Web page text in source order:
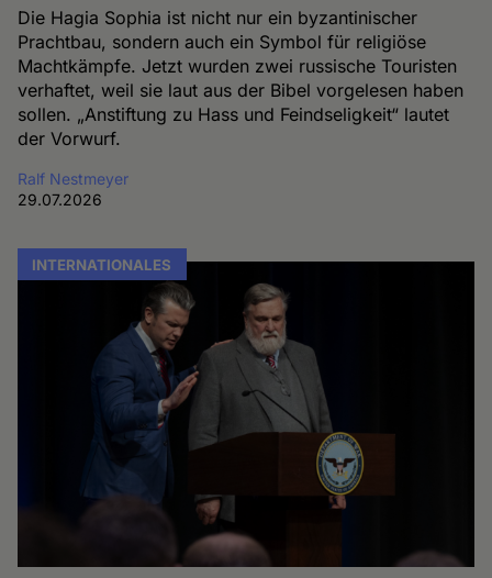
Die Hagia Sophia ist nicht nur ein byzantinischer
Prachtbau, sondern auch ein Symbol für religiöse
Machtkämpfe. Jetzt wurden zwei russische Touristen
verhaftet, weil sie laut aus der Bibel vorgelesen haben
sollen. „Anstiftung zu Hass und Feindseligkeit“ lautet
der Vorwurf.
Ralf Nestmeyer
29.07.2026
INTERNATIONALES